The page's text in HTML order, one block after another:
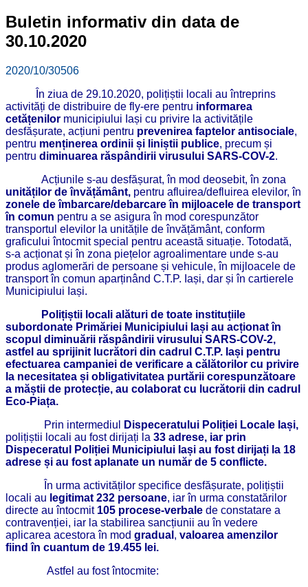
Buletin informativ din data de
30.10.2020
2020/10/30506
În ziua de 29.10.2020, polițiștii locali au întreprins
activități de distribuire de fly-ere pentru informarea
cetățenilor municipiului Iași cu privire la activitățile
desfășurate, acțiuni pentru prevenirea faptelor antisociale,
pentru menținerea ordinii și liniștii publice, precum și
pentru diminuarea răspândirii virusului SARS-COV-2.
Acțiunile s-au desfășurat, în mod deosebit, în zona
unităților de învățământ, pentru afluirea/defluirea elevilor, în
zonele de îmbarcare/debarcare în mijloacele de transport
în comun pentru a se asigura în mod corespunzător
transportul elevilor la unitățile de învățământ, conform
graficului întocmit special pentru această situație. Totodată,
s-a acționat și în zona piețelor agroalimentare unde s-au
produs aglomerări de persoane și vehicule, în mijloacele de
transport în comun aparținând C.T.P. Iași, dar și în cartierele
Municipiului Iași.
Polițiștii locali alături de toate instituțiile
subordonate Primăriei Municipiului Iași au acționat în
scopul diminuării răspândirii virusului SARS-COV-2,
astfel au sprijinit lucrători din cadrul C.T.P. Iași pentru
efectuarea campaniei de verificare a călătorilor cu privire
la necesitatea și obligativitatea purtării corespunzătoare
a măștii de protecție, au colaborat cu lucrătorii din cadrul
Eco-Piața.
Prin intermediul
Dispeceratului Poliției Locale Iași,
polițiștii locali au fost dirijați la 33 adrese, iar prin
Dispeceratul Poliției Municipiului Iași au fost dirijați la 18
adrese și au fost aplanate un număr de 5 conflicte.
În urma activităților specifice desfășurate, polițiștii
locali au legitimat 232 persoane, iar în urma constatărilor
directe au întocmit 105 procese-verbale de constatare a
contravenției, iar la stabilirea sancțiunii au în vedere
aplicarea acestora în mod gradual , valoarea amenzilor
fiind în cuantum de 19.455 lei.
Astfel au fost întocmite: